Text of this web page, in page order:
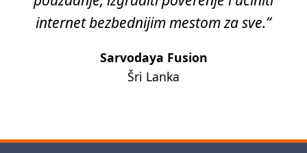
internet bezbednijim mestom za sve.“
Sarvodaya Fusion
Šri Lanka
Next